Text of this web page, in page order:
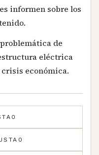
informen sobre los
de
eléctrica
económica.
0
0